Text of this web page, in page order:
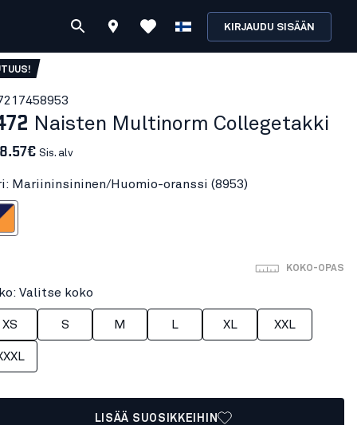
KIRJAUDU SISÄÄN
8953
Naisten Multinorm Collegetakki
Sis. alv
Mariininsininen/Huomio-oranssi (8953)
oranssi
KOKO-OPAS
Valitse koko
XS S M L XL XXL
LISÄÄ SUOSIKKEIHIN